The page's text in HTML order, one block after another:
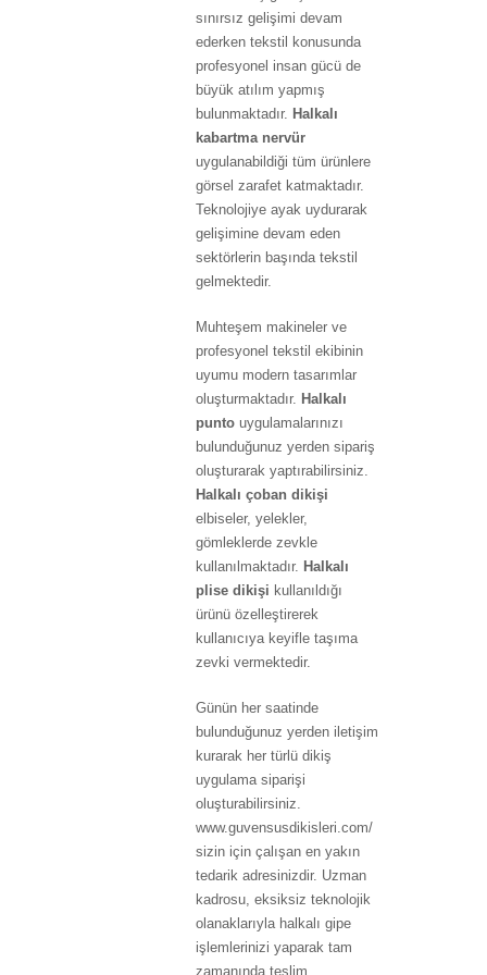
sınırsız gelişimi devam
ederken tekstil konusunda
profesyonel insan gücü de
büyük atılım yapmış
bulunmaktadır. Halkalı
kabartma nervür
uygulanabildiği tüm ürünlere
görsel zarafet katmaktadır.
Teknolojiye ayak uydurarak
gelişimine devam eden
sektörlerin başında tekstil
gelmektedir.
Muhteşem makineler ve
profesyonel tekstil ekibinin
uyumu modern tasarımlar
oluşturmaktadır. Halkalı
punto uygulamalarınızı
bulunduğunuz yerden sipariş
oluşturarak yaptırabilirsiniz.
Halkalı çoban dikişi
elbiseler, yelekler,
gömleklerde zevkle
kullanılmaktadır. Halkalı
plise dikişi kullanıldığı
ürünü özelleştirerek
kullanıcıya keyifle taşıma
zevki vermektedir.
Günün her saatinde
bulunduğunuz yerden iletişim
kurarak her türlü dikiş
uygulama siparişi
oluşturabilirsiniz.
www.guvensusdikisleri.com/
sizin için çalışan en yakın
tedarik adresinizdir. Uzman
kadrosu, eksiksiz teknolojik
olanaklarıyla halkalı gipe
işlemlerinizi yaparak tam
zamanında teslim